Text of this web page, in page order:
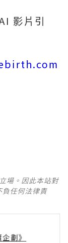
影片引
場。因此本站對
任何法律責
劃》